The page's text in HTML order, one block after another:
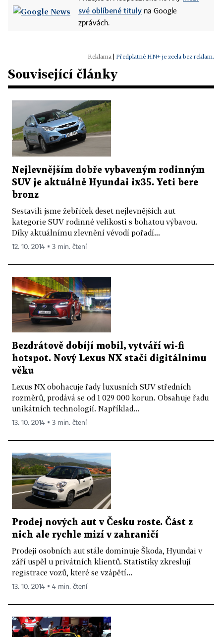
své oblíbené tituly na Google
zprávách.
Předplatné HN+ je zcela bez reklam.
Související články
Nejlevnějším dobře vybaveným rodinným
SUV je aktuálně Hyundai ix35. Yeti bere
bronz
Sestavili jsme žebříček deset nejlevnějších aut
kategorie SUV rodinné velikosti s bohatou výbavou.
Díky aktuálnímu zlevnění vévodí pořadí...
12. 10. 2014 ▪ 3 min. čtení
Bezdrátově dobíjí mobil, vytváří wi-fi
hotspot. Nový Lexus NX stačí digitálnímu
věku
Lexus NX obohacuje řady luxusních SUV středních
rozměrů, prodává se od 1 029 000 korun. Obsahuje řadu
unikátních technologií. Například...
13. 10. 2014 ▪ 3 min. čtení
Prodej nových aut v Česku roste. Část z
nich ale rychle mizí v zahraničí
Prodeji osobních aut stále dominuje Škoda, Hyundai v
září uspěl u privátních klientů. Statistiky zkreslují
registrace vozů, které se vzápětí...
13. 10. 2014 ▪ 4 min. čtení